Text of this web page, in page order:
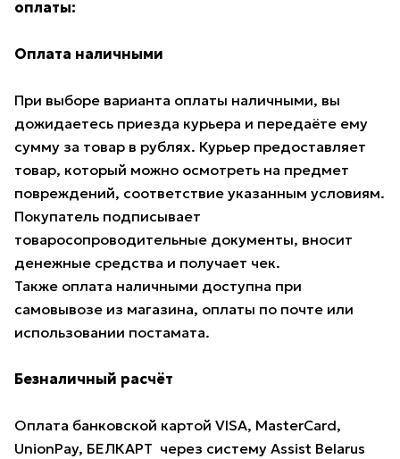
оплаты:
Оплата наличными
При выборе варианта оплаты наличными, вы
дожидаетесь приезда курьера и передаёте ему
сумму за товар в рублях. Курьер предоставляет
товар, который можно осмотреть на предмет
повреждений, соответствие указанным условиям.
Покупатель подписывает
товаросопроводительные документы, вносит
денежные средства и получает чек.
Также оплата наличными доступна при
самовывозе из магазина, оплаты по почте или
использовании постамата.
Безналичный расчёт
Оплата банковской картой VISA, MasterCard,
UnionPay, БЕЛКАРТ через систему Assist Belarus